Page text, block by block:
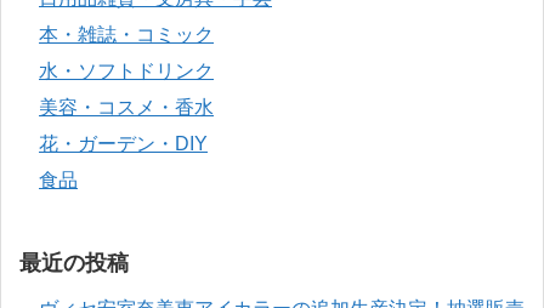
本・雑誌・コミック
水・ソフトドリンク
美容・コスメ・香水
花・ガーデン・DIY
食品
最近の投稿